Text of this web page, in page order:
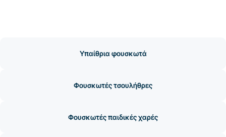
Υπαίθρια φουσκωτά
Φουσκωτές τσουλήθρες
Φουσκωτές παιδικές χαρές